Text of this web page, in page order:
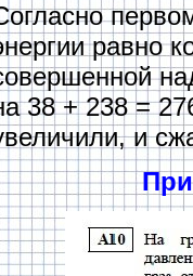
равно
38 + 238 =
и